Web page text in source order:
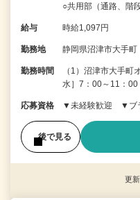
○共用部（通路、階
給与 時給1,097円
勤務地 静岡県沼津市大手町
勤務時間
（1）沼津市大手町
水］7：00～11：
応募資格 ▼未経験歓迎 ▼ブ
後で見る
更